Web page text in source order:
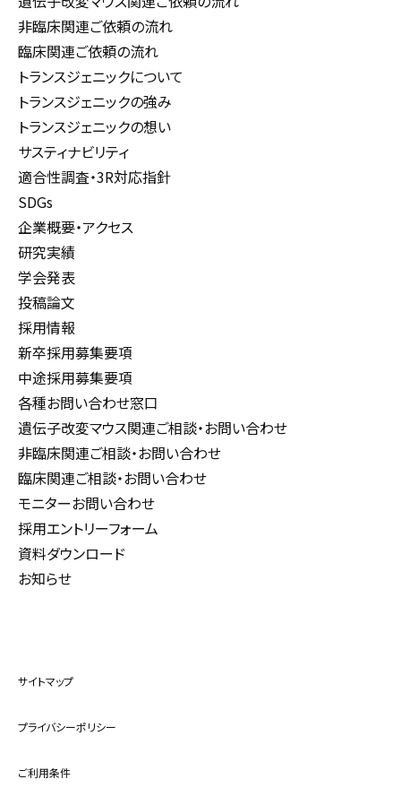
非臨床関連ご依頼の流れ
臨床関連ご依頼の流れ
トランスジェニックについて
トランスジェニックの強み
トランスジェニックの想い
サスティナビリティ
適合性調査・3R対応指針
SDGs
企業概要・アクセス
研究実績
学会発表
投稿論文
採用情報
新卒採用募集要項
中途採用募集要項
各種お問い合わせ窓口
遺伝子改変マウス関連ご相談・お問い合わせ
非臨床関連ご相談・お問い合わせ
臨床関連ご相談・お問い合わせ
モニターお問い合わせ
採用エントリーフォーム
資料ダウンロード
お知らせ
サイトマップ
プライバシーポリシー
ご利用条件